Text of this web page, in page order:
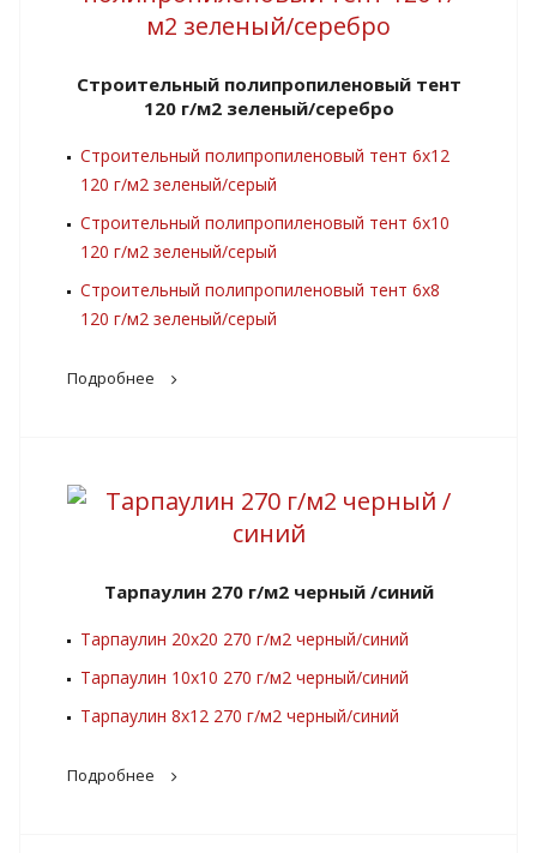
Строительный полипропиленовый тент
120 г/м2 зеленый/серебро
Строительный полипропиленовый тент 6х12
120 г/м2 зеленый/серый
Строительный полипропиленовый тент 6х10
120 г/м2 зеленый/серый
Строительный полипропиленовый тент 6х8
120 г/м2 зеленый/серый
Подробнее
Тарпаулин 270 г/м2 черный /синий
Тарпаулин 20х20 270 г/м2 черный/синий
Тарпаулин 10х10 270 г/м2 черный/синий
Тарпаулин 8х12 270 г/м2 черный/синий
Подробнее